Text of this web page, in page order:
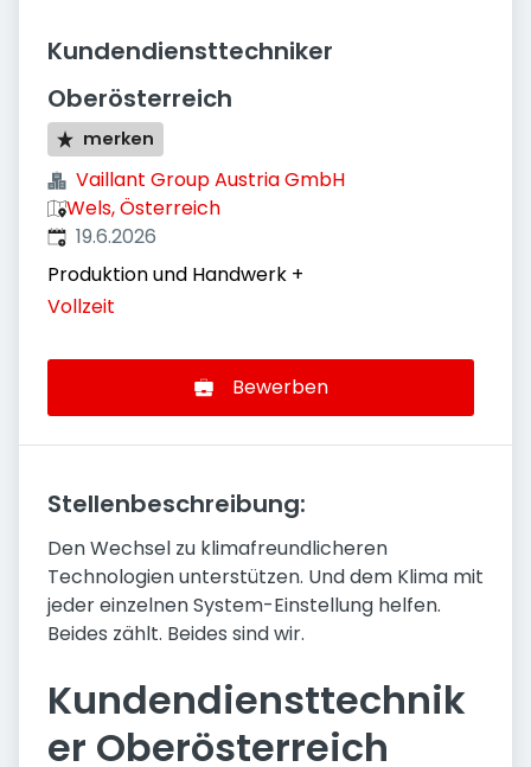
Kundendiensttechniker
Oberösterreich
merken
Vaillant Group Austria GmbH
Wels, Österreich
Veröffentlicht
19.6.2026
Produktion und Handwerk +
Vollzeit
Bewerben
Stellenbeschreibung:
Den Wechsel zu klimafreundlicheren
Technologien unterstützen. Und dem Klima mit
jeder einzelnen System-Einstellung helfen.
Beides zählt. Beides sind wir.
Kundendiensttechnik
er Oberösterreich